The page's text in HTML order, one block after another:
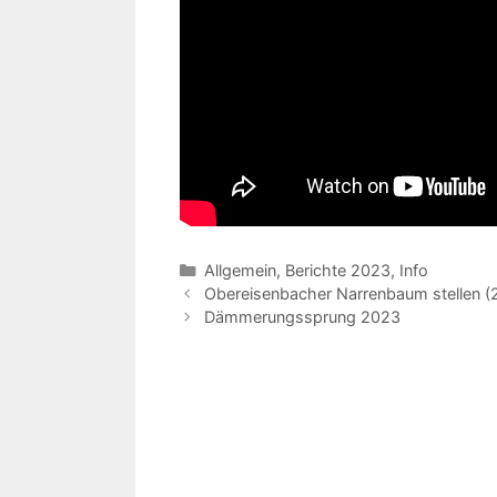
Kategorien
Allgemein, Berichte 2023, Info
Obereisenbacher Narrenbaum stellen
Dämmerungssprung 2023